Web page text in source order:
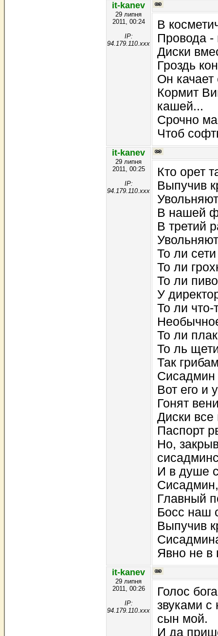
it-kanev
29 липня
2011, 00:24
IP:
94.179.110.xxx
В
Провода -
Диски
Гроздь
Он качает
Кормит
кашей...
Срочно
Чтоб
it-kanev
29 липня
2011, 00:25
IP:
94.179.110.xxx
Кто орет
Выпучив
В нашей
В третий
То ли
То ли
То ли
У
То ли что-
То ли
То ль
Так
Сисадмин
Вот его и
Гонят
Диски
Паспорт
Но,
И в душе
Главный
Босс наш
Выпучив
Явно не в
it-kanev
29 липня
2011, 00:26
IP:
94.179.110.xxx
Голос
звуками с
сын мой.
И да